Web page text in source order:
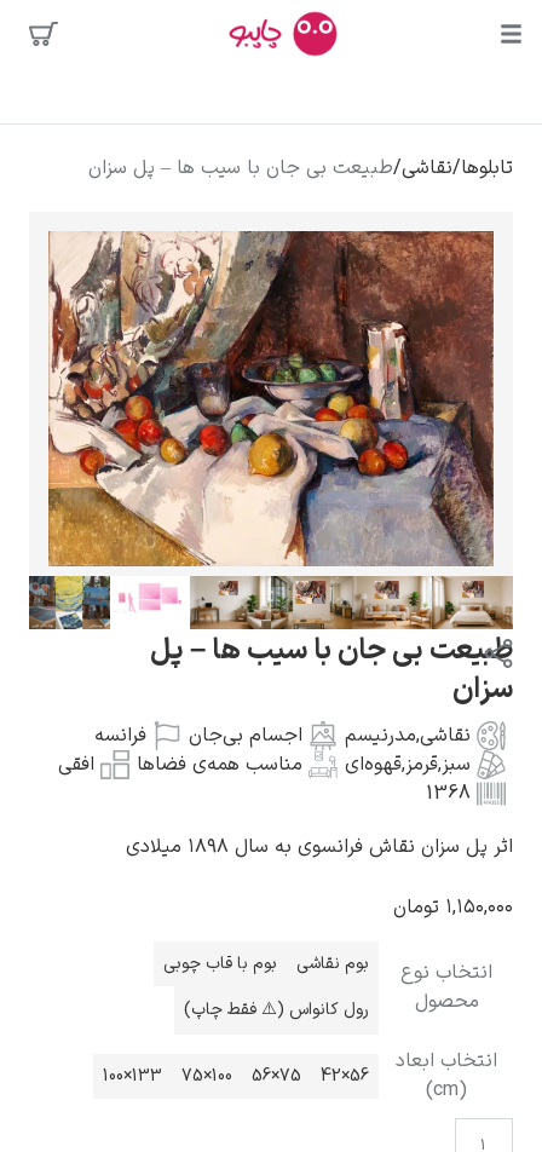
جستجوها
پیکاسو
سالوادور دالی
فریدا کالوا
محبوب‌ترین
هنرمندان
کلود مونه
ونسان ون گوگ
تابلوها/نقاشی/طبیعت بی جان با سیب ها – پل سزان
طبیعت بی جان با سیب ها – پل
سزان
نقاشی,مدرنیسم اجسام بی‌جان
فرانسه
سبز,قرمز,قهوه‌ای مناسب همه‌ی فضاها
افقی
1368
اثر پل سزان نقاش فرانسوی به سال ۱۸۹۸ میلادی
۱,۱۵۰,۰۰۰ تومان
انتخاب نوع
محصول
بوم نقاشی
بوم با قاب چوبی
رول کانواس (⚠️ فقط چاپ)
انتخاب ابعاد
(cm)
56×42
75×56
100×75
133×100